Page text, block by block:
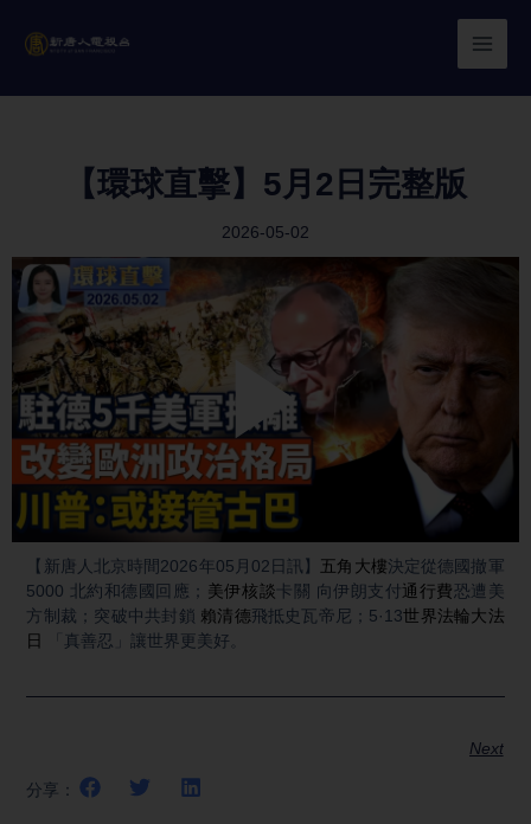
【環球直擊】5月2日完整版
2026-05-02
Play
Video
【新唐人北京時間2026年05月02日訊】 五角大樓決定從德國撤軍
5000 北約和德國回應； 美伊核談 卡關 向伊朗支付 通行費恐遭美
方制裁；突破中共封鎖 賴清德飛抵史瓦帝尼；5·13世界法輪大法
日
「真善忍」讓世界更美好。
Next
分享：